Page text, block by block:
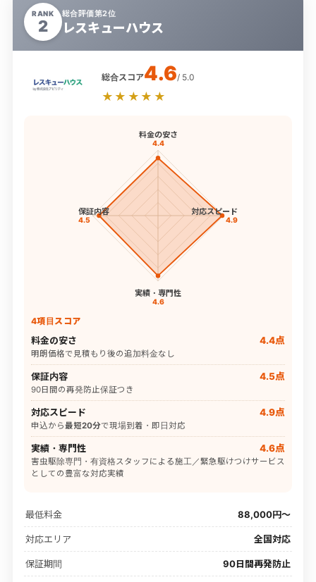
RANK
2
総合評価第2位
レスキューハウス
総合スコア4.6/ 5.0
★★★★★
料金の安さ
4.4
対応スピード
4.9
実績・専門性
4.6
保証内容
4.5
4項目スコア
料金の安さ 4.4点
明朗価格で見積もり後の追加料金なし
保証内容 4.5点
90日間の再発防止保証つき
対応スピード 4.9点
申込から最短20分で現場到着・即日対応
実績・専門性 4.6点
害虫駆除専門・有資格スタッフによる施工／緊急駆けつけサービス
としての豊富な対応実績
最低料金 88,000円〜
対応エリア 全国対応
保証期間 90日間再発防止